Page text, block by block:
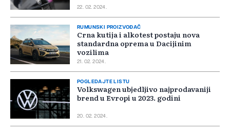
22. 02. 2024.
RUMUNSKI PROIZVOĐAČ
Crna kutija i alkotest postaju nova
standardna oprema u Dacijinim
vozilima
21. 02. 2024.
POGLEDAJTE LISTU
Volkswagen ubjedljivo najprodavaniji
brend u Evropi u 2023. godini
20. 02. 2024.